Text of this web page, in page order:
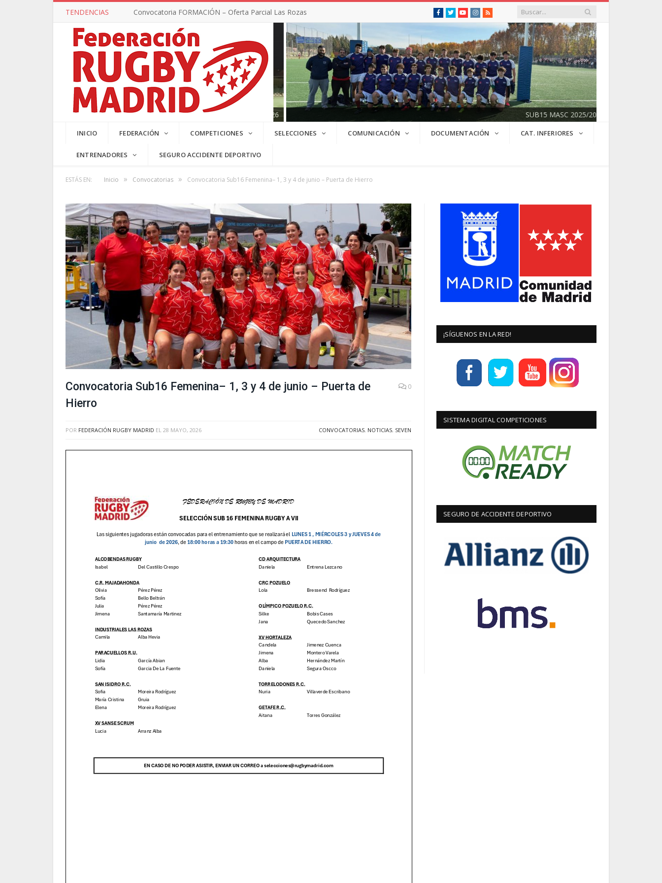
TENDENCIAS Convocatoria FORMACIÓN – Oferta Parcial Las Rozas Facebook
Twitter YoutubeInstagram
RSS
SUB17 MASC 2025/2026 SUB15 MASC 2025/2026
INICIO FEDERACIÓN COMPETICIONES SELECCIONES COMUNICACIÓN DOCUMENTACIÓN CAT. INFERIORES
ENTRENADORES SEGURO ACCIDENTE DEPORTIVO
ESTÁS EN: Inicio » Convocatorias » Convocatoria Sub16 Femenina– 1, 3 y 4 de junio – Puerta de Hierro
Convocatoria Sub16 Femenina– 1, 3 y 4 de junio – Puerta de
Hierro
0
POR FEDERACIÓN RUGBY MADRID EL 28 MAYO, 2026 CONVOCATORIAS, NOTICIAS, SEVEN
¡SÍGUENOS EN LA RED!
SISTEMA DIGITAL COMPETICIONES
SEGURO DE ACCIDENTE DEPORTIVO